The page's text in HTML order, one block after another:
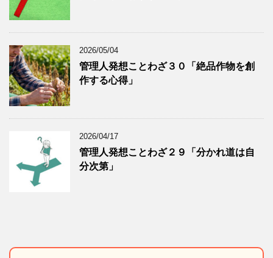
2026/05/04
管理人発想ことわざ３０「絶品作物を創
作する心得」
2026/04/17
管理人発想ことわざ２９「分かれ道は自
分次第」